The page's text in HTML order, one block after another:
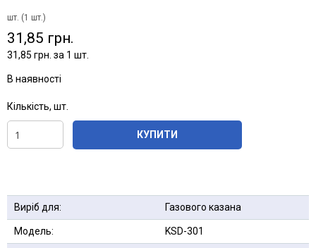
шт. (1 шт.)
31,85 грн.
31,85 грн. за 1 шт.
В наявності
Кількість, шт.
КУПИТИ
Виріб для: Газового казана
Модель: KSD-301